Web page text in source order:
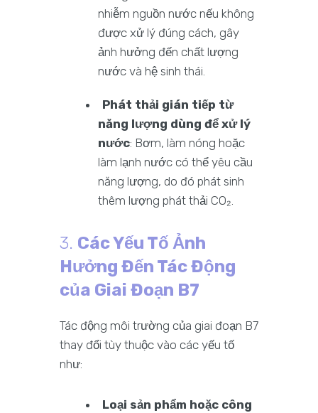
nhiễm nguồn nước nếu không
được xử lý đúng cách, gây
ảnh hưởng đến chất lượng
nước và hệ sinh thái.
Phát thải gián tiếp từ
năng lượng dùng để xử lý
nước: Bơm, làm nóng hoặc
làm lạnh nước có thể yêu cầu
năng lượng, do đó phát sinh
thêm lượng phát thải CO₂.
3. Các Yếu Tố Ảnh
Hưởng Đến Tác Động
của Giai Đoạn B7
Tác động môi trường của giai đoạn B7
thay đổi tùy thuộc vào các yếu tố
như:
Loại sản phẩm hoặc công